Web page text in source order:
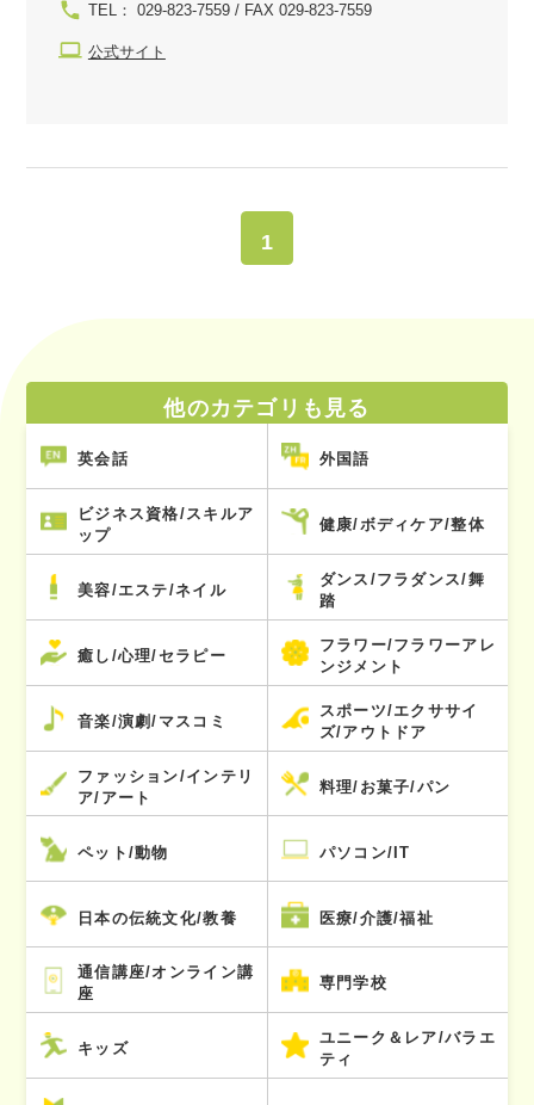
TEL： 029-823-7559 / FAX 029-823-7559
公式サイト
1
他のカテゴリも見る
英会話 外国語
ビジネス資格/スキルア
ップ
健康/ボディケア/整体
美容/エステ/ネイル
ダンス/フラダンス/舞
踏
癒し/心理/セラピー
フラワー/フラワーアレ
ンジメント
音楽/演劇/マスコミ
スポーツ/エクササイ
ズ/アウトドア
ファッション/インテリ
ア/アート
料理/お菓子/パン
ペット/動物 パソコン/IT
日本の伝統文化/教養 医療/介護/福祉
通信講座/オンライン講
座
専門学校
キッズ
ユニーク＆レア/バラエ
ティ